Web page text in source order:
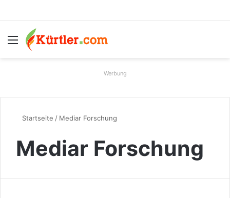
Menü
Werbung
Startseite / Mediar Forschung
Mediar Forschung